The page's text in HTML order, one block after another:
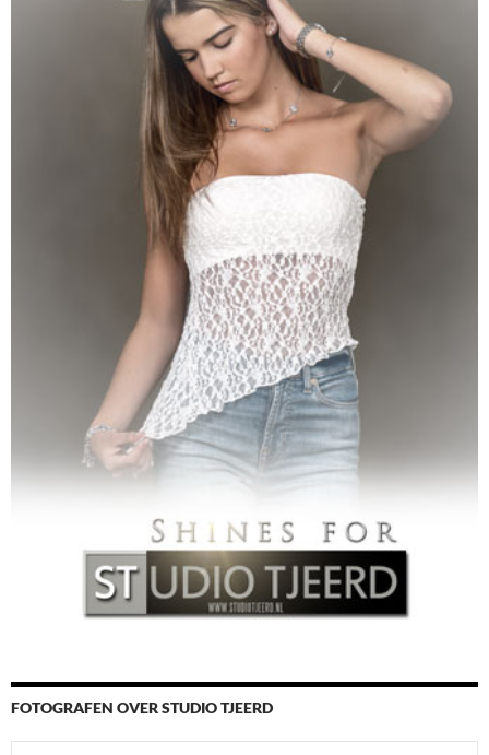
FOTOGRAFEN OVER STUDIO TJEERD